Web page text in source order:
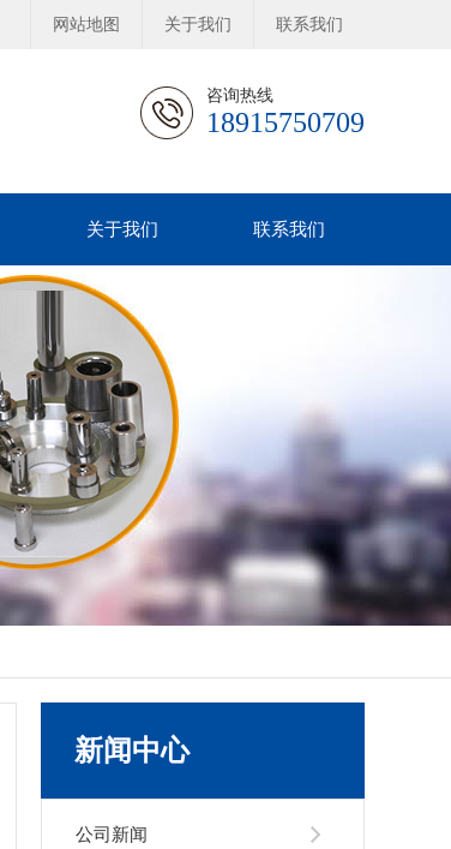
网站地图 关于我们 联系我们
咨询热线
18915750709
关于我们 联系我们
新闻中心
公司新闻